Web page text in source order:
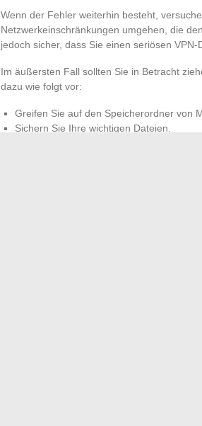
Wenn der Fehler weiterhin besteht,
Netzwerkeinschränkungen umgehen, die
jedoch sicher, dass Sie einen seriösen
Im äußersten Fall sollten Sie in Betracht
dazu wie folgt vor:
Greifen Sie auf den Speicherordner von
Sichern Sie Ihre wichtigen Dateien.